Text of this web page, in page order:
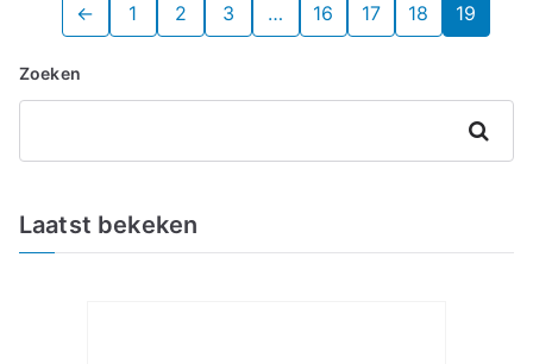
← 1 2 3 … 16 17 18 19
Zoeken
Zoeken
Laatst bekeken